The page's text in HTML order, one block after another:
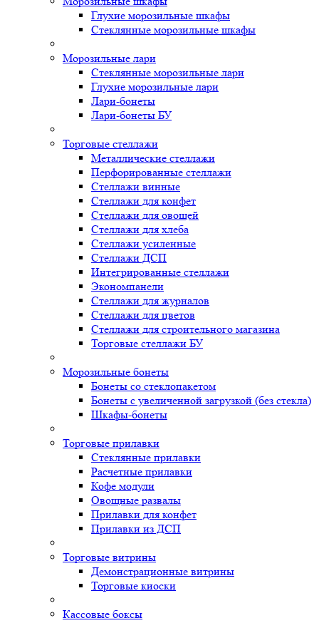
Глухие морозильные шкафы
Стеклянные морозильные шкафы
Морозильные лари
Стеклянные морозильные лари
Глухие морозильные лари
Лари-бонеты
Лари-бонеты БУ
Торговые стеллажи
Металлические стеллажи
Перфорированные стеллажи
Стеллажи винные
Стеллажи для конфет
Стеллажи для овощей
Стеллажи для хлеба
Стеллажи усиленные
Стеллажи ДСП
Интегрированные стеллажи
Экономпанели
Стеллажи для журналов
Стеллажи для цветов
Стеллажи для строительного магазина
Торговые стеллажи БУ
Морозильные бонеты
Бонеты со стеклопакетом
Бонеты с увеличенной загрузкой (без стекла)
Шкафы-бонеты
Торговые прилавки
Стеклянные прилавки
Расчетные прилавки
Кофе модули
Овощные развалы
Прилавки для конфет
Прилавки из ДСП
Торговые витрины
Демонстрационные витрины
Торговые киоски
Кассовые боксы